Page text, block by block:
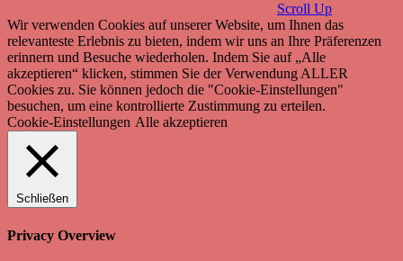
Scroll Up
Wir verwenden Cookies auf unserer Website, um Ihnen das
relevanteste Erlebnis zu bieten, indem wir uns an Ihre Präferenzen
erinnern und Besuche wiederholen. Indem Sie auf „Alle
akzeptieren“ klicken, stimmen Sie der Verwendung ALLER
Cookies zu. Sie können jedoch die "Cookie-Einstellungen"
besuchen, um eine kontrollierte Zustimmung zu erteilen.
Cookie-Einstellungen Alle akzeptieren
Schließen
Privacy Overview